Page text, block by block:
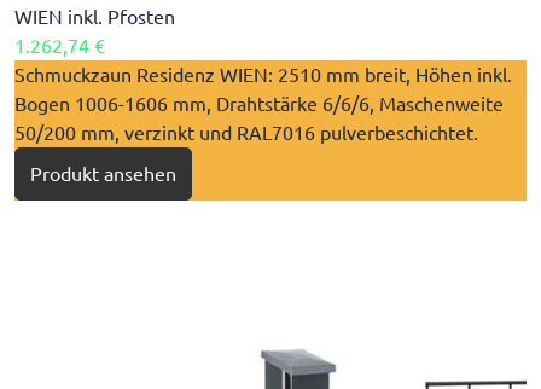
WIEN inkl. Pfosten
1.262,74 €
​Schmuckzaun Residenz WIEN: 2510 mm breit, Höhen inkl.
Bogen 1006-1606 mm, Drahtstärke 6/6/6, Maschenweite
50/200 mm, verzinkt und RAL7016 pulverbeschichtet.
Produkt ansehen